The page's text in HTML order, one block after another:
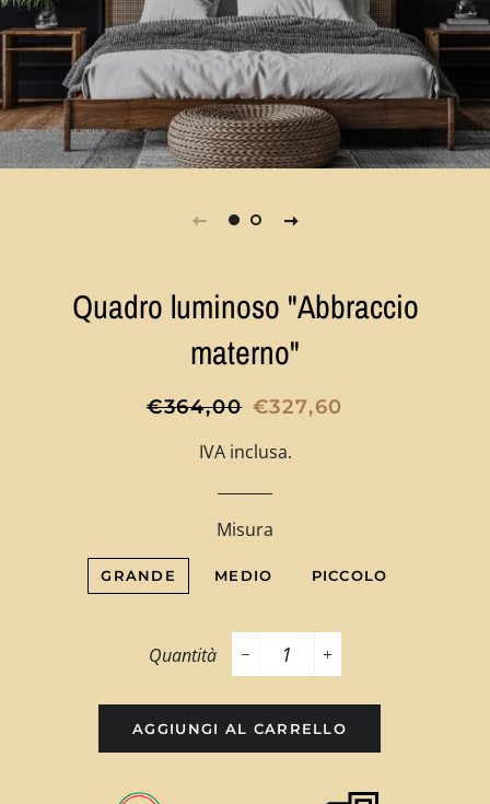
Quadro luminoso "Abbraccio
materno"
Prezzo
€364,00 Prezzo
€327,60
IVA inclusa.
Misura
GRANDE MEDIO PICCOLO
Quantità
−
+
AGGIUNGI AL CARRELLO